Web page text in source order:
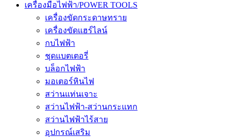
เครื่องมือไฟฟ้า/POWER TOOLS
เครื่องขัดกระดาษทราย
เครื่องขัดแฮร์ไลน์
กบไฟฟ้า
ชุดแบตเตอรี่
บล็อกไฟฟ้า
มอเตอร์หินไฟ
สว่านแท่นเจาะ
สว่านไฟฟ้า-สว่านกระแทก
สว่านไฟฟ้าไร้สาย
อุปกรณ์เสริม